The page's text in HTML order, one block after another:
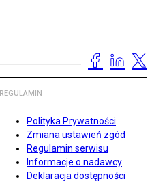
REGULAMIN
Polityka Prywatności
Zmiana ustawień zgód
Regulamin serwisu
Informacje o nadawcy
Deklaracja dostępności